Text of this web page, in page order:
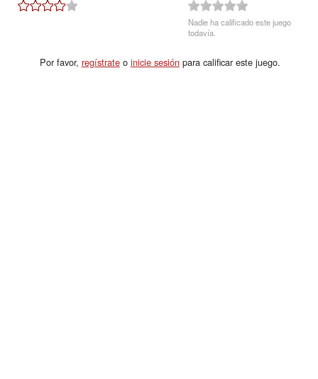
Nadie ha calificado este juego
todavía.
Por favor, regístrateo inicie sesiónpara calificar este juego.